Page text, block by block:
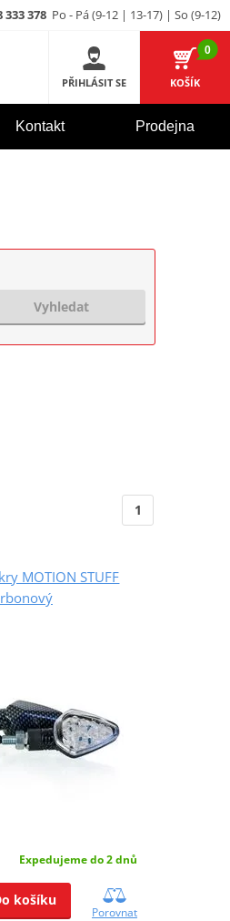
333 378 Po - Pá (9-12 | 13-17) | So (9-12)
PŘIHLÁSIT SE
0
KOŠÍK
Kontakt Prodejna
Vyhledat
1
MOTION STUFF
Expedujeme do 2 dnů
košíku
Porovnat